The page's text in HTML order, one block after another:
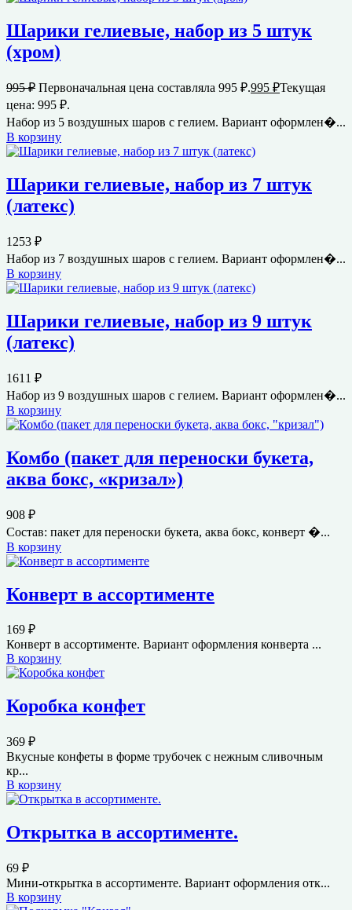
Шарики гелиевые, набор из 5 штук
(хром)
995₽ Первоначальная цена составляла 995 ₽.995 ₽Текущая
цена: 995 ₽.
Набор из 5 воздушных шаров с гелием. Вариант оформлен�...
В корзину
Шарики гелиевые, набор из 7 штук
(латекс)
1253 ₽
Набор из 7 воздушных шаров с гелием. Вариант оформлен�...
В корзину
Шарики гелиевые, набор из 9 штук
(латекс)
1611 ₽
Набор из 9 воздушных шаров с гелием. Вариант оформлен�...
В корзину
Комбо (пакет для переноски букета,
аква бокс, «кризал»)
908 ₽
Состав: пакет для переноски букета, аква бокс, конверт �...
В корзину
Конверт в ассортименте
169 ₽
Конверт в ассортименте. Вариант оформления конверта ...
В корзину
Коробка конфет
369 ₽
Вкусные конфеты в форме трубочек с нежным сливочным
кр...
В корзину
Открытка в ассортименте.
69 ₽
Мини-открытка в ассортименте. Вариант оформления отк...
В корзину